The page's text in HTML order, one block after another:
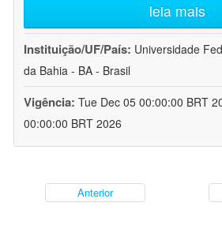
leia mais
Instituição/UF/País: Universidade
da Bahia - BA - Brasil
Vigência: Tue Dec 05 00:00:00 BRT
00:00:00 BRT 2026
Anterior